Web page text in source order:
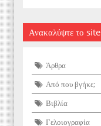
Ανακαλύψτε το site
Άρθρα
Από που βγήκε;
Βιβλία
Γελοιογραφία